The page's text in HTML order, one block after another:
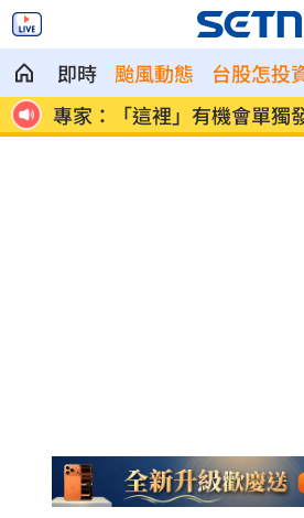
即時 颱風動態 台股怎投
職
專家：「這裡」有機會單獨